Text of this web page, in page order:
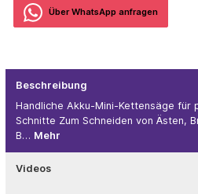
Über WhatѕApp anfragеn
Beschreibung
Handliche Akku-Mini-Kettensäge für
Schnitte Zum Schneiden von Ästen,
B… Mehr
Videos